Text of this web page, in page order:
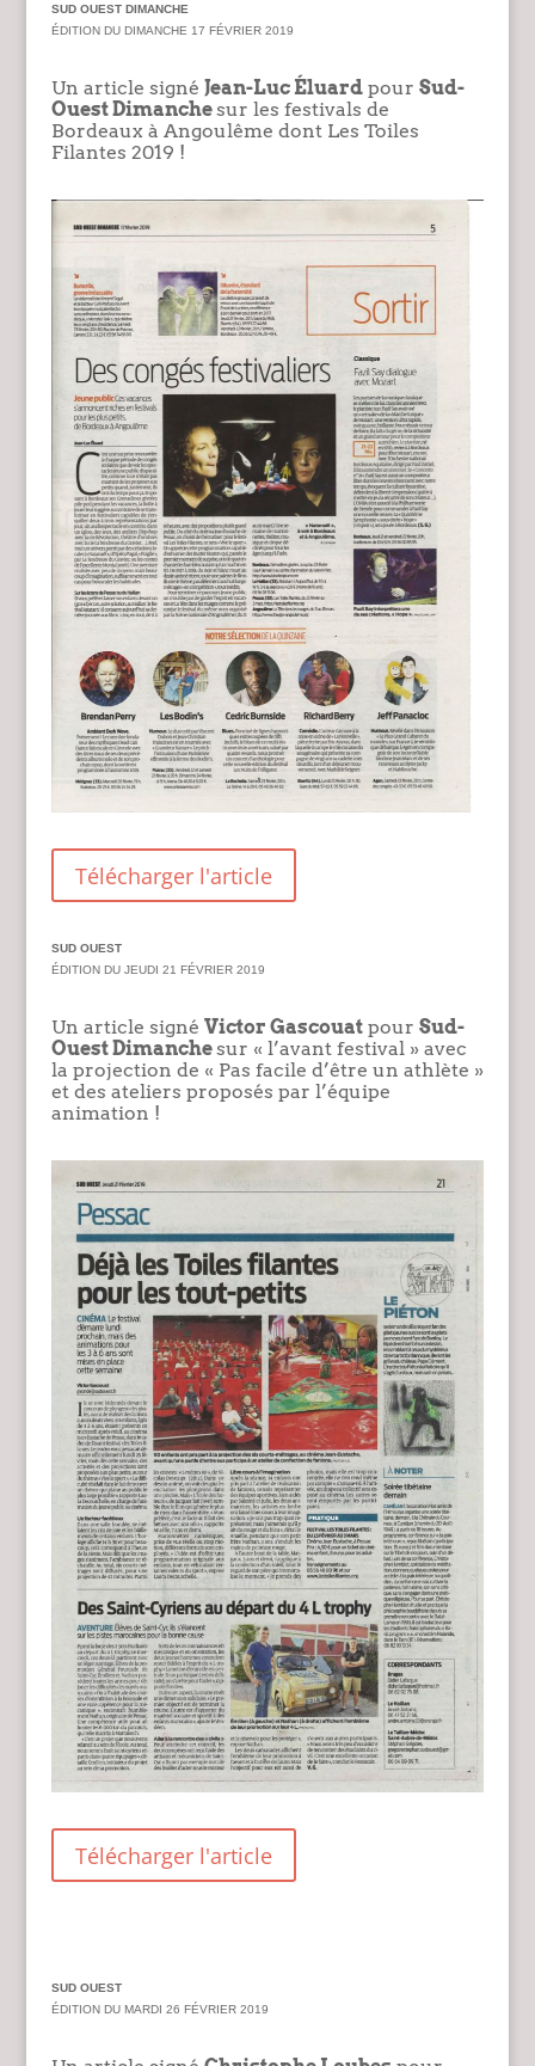
SUD OUEST DIMANCHE
ÉDITION DU DIMANCHE 17 FÉVRIER 2019
Un article signé Jean-Luc Éluardpour Sud-
Ouest Dimanchesur les festivals de
Bordeaux à Angoulême dont Les Toiles
Filantes 2019 !
Télécharger l'article
SUD OUEST
ÉDITION DU JEUDI 21 FÉVRIER 2019
Un article signé Victor Gascouatpour Sud-
Ouest Dimanchesur « l’avant festival » avec
la projection de « Pas facile d’être un athlète »
et des ateliers proposés par l’équipe
animation !
Télécharger l'article
SUD OUEST
ÉDITION DU MARDI 26 FÉVRIER 2019